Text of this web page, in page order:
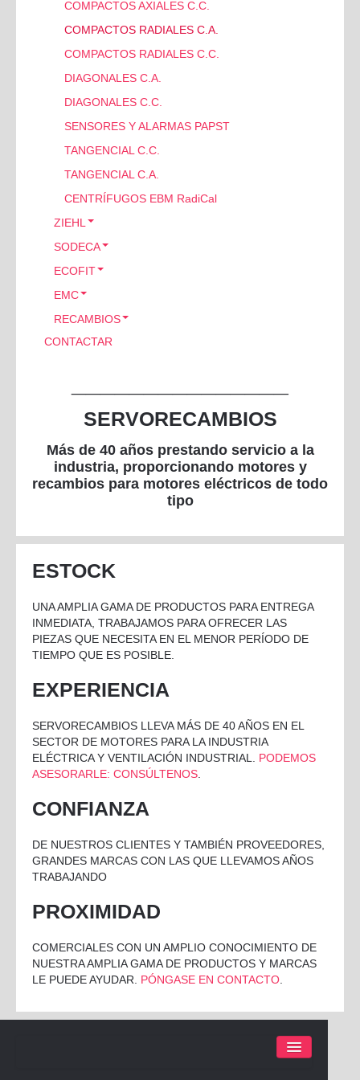
BOMBAS DE VACÍO
SERVOMOTORES ABB
GRUPO MGM: BA-BAPV
GRUPO ASEA MHF
GRUPO ELECTRO ADDA
FRENOS TEMPORITI
OTRAS MARCAS
CONDENSADORES
OTRAS MARCAS
VENTILADORES
PROTECTORES
ELECTRÓNICA INDUSTRIAL
VARIADORES HZ
COMPACTOS AXIALES C.C.
COMPACTOS RADIALES C.A.
COMPACTOS RADIALES C.C.
DIAGONALES C.A.
DIAGONALES C.C.
SENSORES Y ALARMAS PAPST
TANGENCIAL C.C.
TANGENCIAL C.A.
CENTRÍFUGOS EBM RadiCal
ZIEHL
AXIALES ZIEHL
CENTRÍFUGOS ZIEHL
CENTRÍFUGOS DIAGONALES
CENTRÍFUGOS TANGENCIALES QK/QR
SODECA
HELICOIDALES
TEJADO
EXTRACCIÓN HUMOS
CENTRÍFUGOS SODECA
ECOFIT
CENTRíFUGOS SIMPLES
CENTRIFUGOS DOBLES
ALABÉS ATRÁS
TANGENCIALES
ALTA TEMPERATURA
EMC
AXIALES EMC
CENTRÍFUGOS EMC
MOTORES PARA AGITADOR
RECAMBIOS
REJILLAS
FILTROS
CONTACTAR
SERVORECAMBIOS
Más de 40 años prestando servicio a la
industria, proporcionando motores y
recambios para motores eléctricos de todo
tipo
ESTOCK
UNA AMPLIA GAMA DE PRODUCTOS PARA ENTREGA
INMEDIATA, TRABAJAMOS PARA OFRECER LAS
PIEZAS QUE NECESITA EN EL MENOR PERÍODO DE
TIEMPO QUE ES POSIBLE.
EXPERIENCIA
SERVORECAMBIOS LLEVA MÁS DE 40 AÑOS EN EL
SECTOR DE MOTORES PARA LA INDUSTRIA
ELÉCTRICA Y VENTILACIÓN INDUSTRIAL. PODEMOS
ASESORARLE: CONSÚLTENOS
CONFIANZA
DE NUESTROS CLIENTES Y TAMBIÉN PROVEEDORES,
GRANDES MARCAS CON LAS QUE LLEVAMOS AÑOS
TRABAJANDO
PROXIMIDAD
COMERCIALES CON UN AMPLIO CONOCIMIENTO DE
NUESTRA AMPLIA GAMA DE PRODUCTOS Y MARCAS
LE PUEDE AYUDAR. PÓNGASE EN CONTACTO